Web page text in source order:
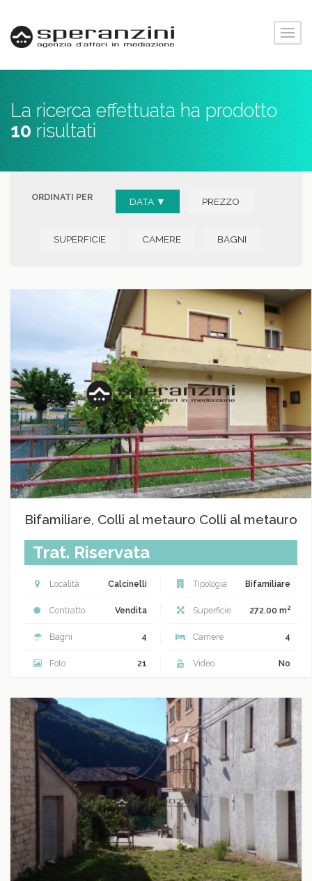
La ricerca effettuata ha prodotto
10 risultati
ORDINATI PER DATA ▼ PREZZO
SUPERFICIE CAMERE BAGNI
Bifamiliare, Colli al metauro Colli al metauro
Trat. Riservata
Località Calcinelli Tipologia Bifamiliare
Contratto Vendita Superficie 272.00 m2
Bagni 4 Camere 4
Foto 21 Video No